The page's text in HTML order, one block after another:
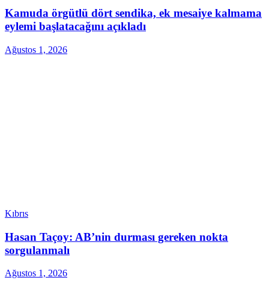
Kamuda örgütlü dört sendika, ek mesaiye kalmama
eylemi başlatacağını açıkladı
Ağustos 1, 2026
Kıbrıs
Hasan Taçoy: AB’nin durması gereken nokta
sorgulanmalı
Ağustos 1, 2026